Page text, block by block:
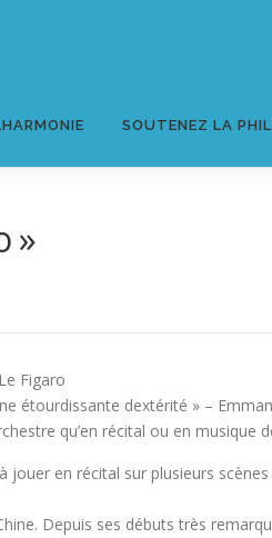
SOUTENEZ LA
»
Figaro
étourdissante dextérité » –
qu’en récital ou en musique
en récital sur plusieurs
Depuis ses débuts très